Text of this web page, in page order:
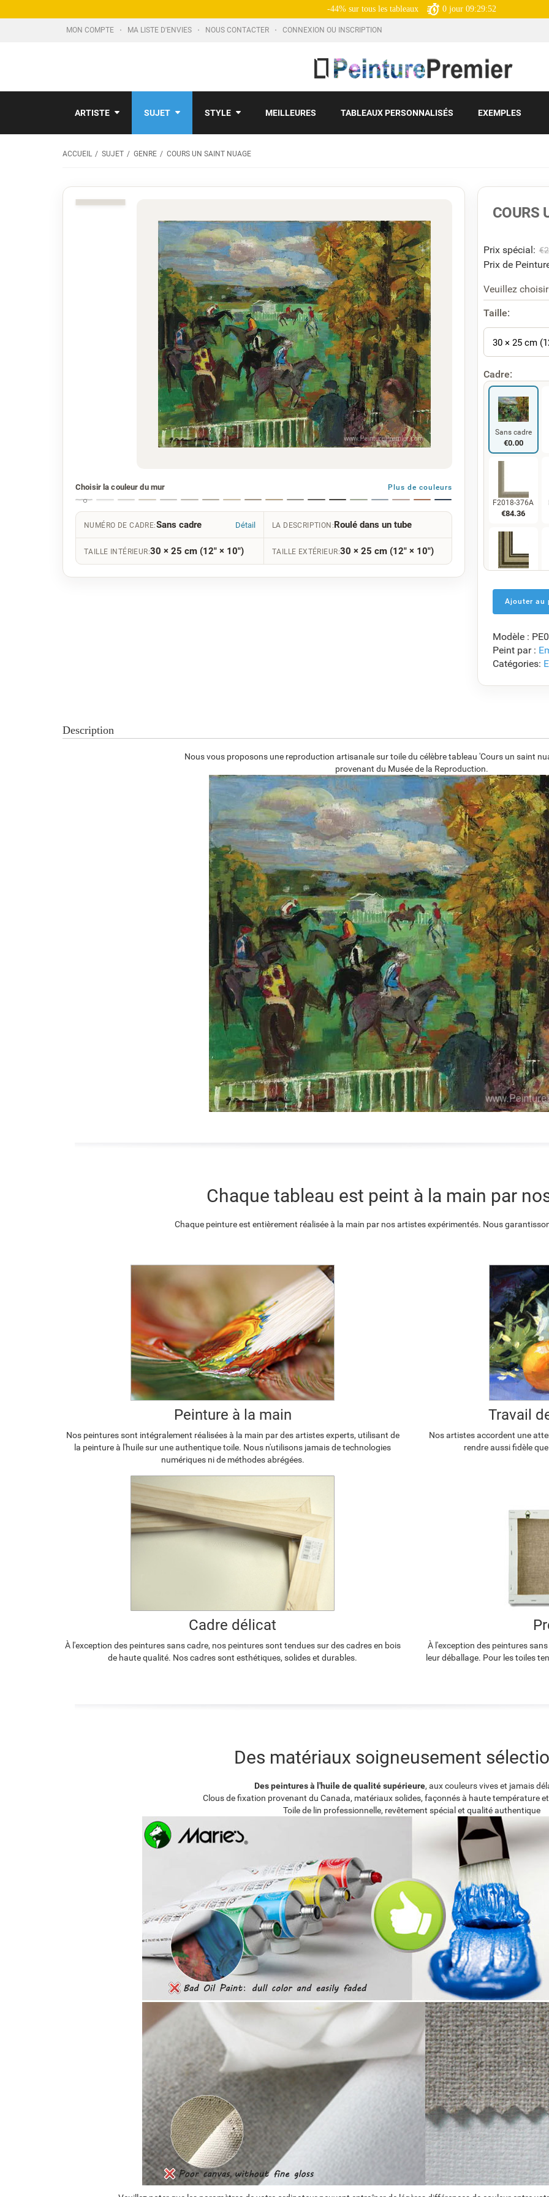
-44% sur tous les tableaux 0 jour 09:29:51
MON COMPTE MA LISTE D'ENVIES NOUS CONTACTER CONNEXION OU INSCRIPTION
ARTISTE SUJET STYLE MEILLEURES TABLEAUX PERSONNALISÉS EXEMPLES
ACCUEIL SUJET GENRE COURS UN SAINT NUAGE
Choisir la couleur du mur Plus de couleurs
NUMÉRO DE CADRE:Sans cadre Détail LA DESCRIPTION:Roulé dans un tube
TAILLE INTÉRIEUR:30 × 25 cm (12" × 10") TAILLE EXTÉRIEUR:30 × 25 cm (12" × 10")
COURS
Prix ​​spécial: €
Prix de
Veuillez
Taille:
30 × 25 cm
Cadre:
Sans cadre
€0.00
F2018-376A
€84.36
F5429-258
€117.61
Modèle :
Peint par :
Catégories:
Description
Nous vous proposons une reproduction artisanale sur toile du célèbre tableau 'Cours un saint
provenant du Musée de la Reproduction.
Chaque tableau est peint à la main par
Chaque peinture est entièrement réalisée à la main par nos artistes expérimentés. Nous
Peinture à la main
Nos peintures sont intégralement réalisées à la main par des artistes experts, utilisant de
la peinture à l'huile sur une authentique toile. Nous n'utilisons jamais de technologies
numériques ni de méthodes abrégées.
Travail
Nos artistes accordent une
rendre aussi fidèle
Cadre délicat
À l'exception des peintures sans cadre, nos peintures sont tendues sur des cadres en bois
de haute qualité. Nos cadres sont esthétiques, solides et durables.
À l'exception des peintures
leur déballage. Pour les toiles
Des matériaux soigneusement
Des peintures à l'huile de qualité supérieure, aux couleurs vives et jamais
Clous de fixation provenant du Canada, matériaux solides, façonnés à haute température
Toile de lin professionnelle, revêtement spécial et qualité authentique